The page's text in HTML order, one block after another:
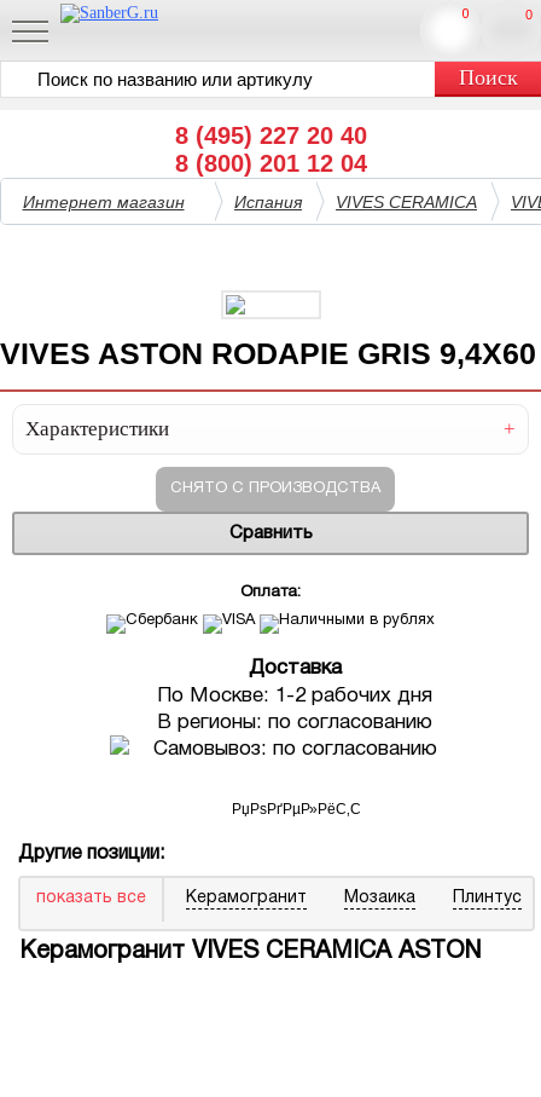
8 (495) 227 20 40
8 (800) 201 12 04
0
0
Интернет магазин Испания VIVES CERAMICA
VIVES ASTON RODAPIE GRIS 9,4X60
Характеристики
СНЯТО С ПРОИЗВОДСТВА
Сравнить
Оплата:
Доставка
По Москве: 1-2 рабочих дня
В регионы: по согласованию
Самовывоз: по согласованию
Другие позиции:
показать все Керамогранит Мозаика Плинтус
Керамогранит VIVES CERAMICA ASTON